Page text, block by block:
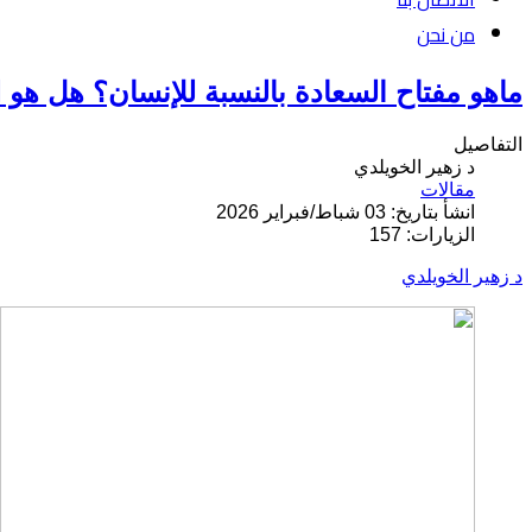
من نحن
ماهو مفتاح السعادة بالنسبة للإنسان؟ هل هو
التفاصيل
د زهير الخويلدي
مقالات
انشأ بتاريخ: 03 شباط/فبراير 2026
الزيارات: 157
د زهير الخويلدي